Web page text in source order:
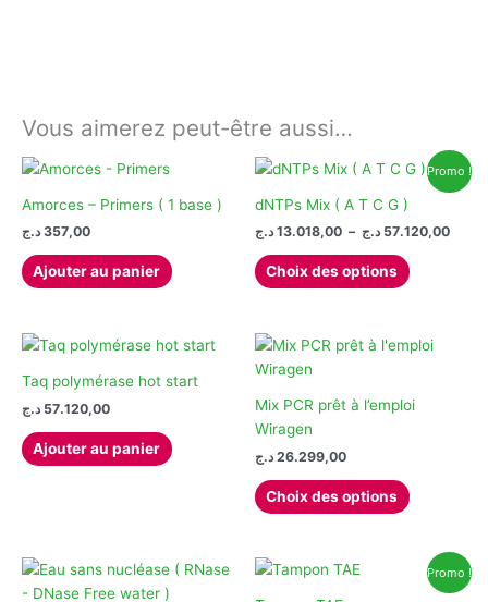
Vous aimerez peut-être aussi…
Amorces – Primers ( 1 base )
357,00 د.ج
Ajouter au panier
Promo !
dNTPs Mix ( A T C G )
13.018,00 د.ج – 57.120,00 د.ج
Plage
Choix des options
produit
variations.
options
sur
produit
Taq polymérase hot start
57.120,00 د.ج
Ajouter au panier
Mix PCR prêt à l’emploi
Wiragen
26.299,00 د.ج
Choix des options
produit
plusieurs
variations.
Promo !